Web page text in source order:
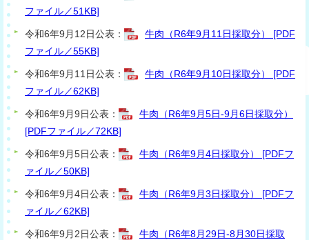
ファイル／51KB]
令和6年9月12日公表：
牛肉（R6年9月11日採取分） [PDF
ファイル／55KB]
令和6年9月11日公表：
牛肉（R6年9月10日採取分） [PDF
ファイル／62KB]
令和6年9月9日公表：
牛肉（R6年9月5日-9月6日採取分）
[PDFファイル／72KB]
令和6年9月5日公表：
牛肉（R6年9月4日採取分） [PDFフ
ァイル／50KB]
令和6年9月4日公表：
牛肉（R6年9月3日採取分） [PDFフ
ァイル／62KB]
令和6年9月2日公表：
牛肉（R6年8月29日-8月30日採取